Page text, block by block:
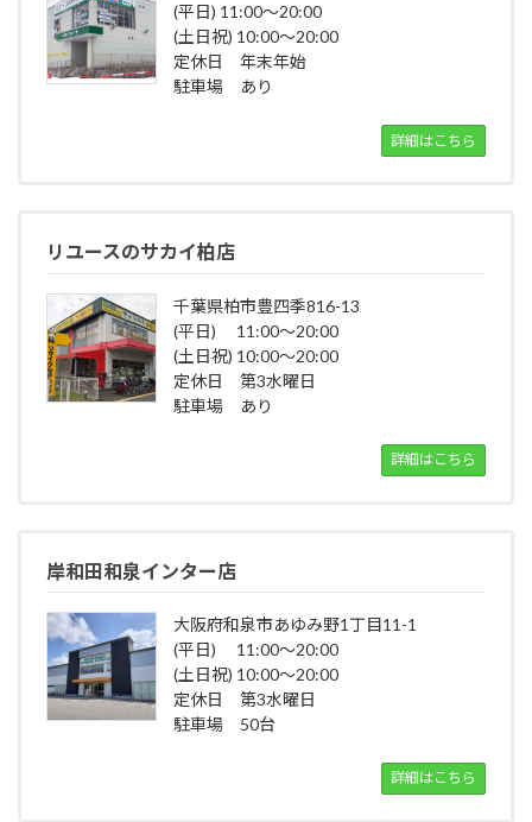
(平日) 11:00～20:00
(土日祝) 10:00～20:00
定休日 年末年始
駐車場 あり
詳細はこちら
リユースのサカイ柏店
千葉県柏市豊四季816-13
(平日) 11:00～20:00
(土日祝) 10:00～20:00
定休日 第3水曜日
駐車場 あり
詳細はこちら
岸和田和泉インター店
大阪府和泉市あゆみ野1丁目11-1
(平日) 11:00～20:00
(土日祝) 10:00～20:00
定休日 第3水曜日
駐車場 50台
詳細はこちら